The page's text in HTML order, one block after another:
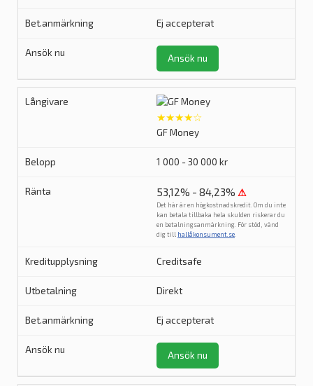
Ej accepterat
Ansök nu
★★★★☆
GF Money
1 000 - 30 000 kr
53,12% - 84,23% ⚠
Det här är en högkostnadskredit. Om du inte
kan betala tillbaka hela skulden riskerar du
en betalningsanmärkning. För stöd, vänd
dig till hallåkonsument.se
Creditsafe
Direkt
Ej accepterat
Ansök nu